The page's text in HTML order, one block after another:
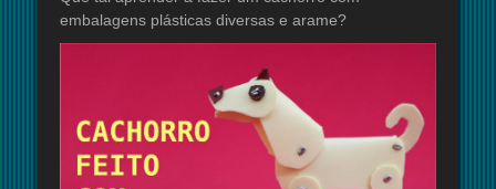
embalagens plásticas diversas e arame?